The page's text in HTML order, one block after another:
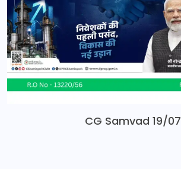
CG Samvad 19/07